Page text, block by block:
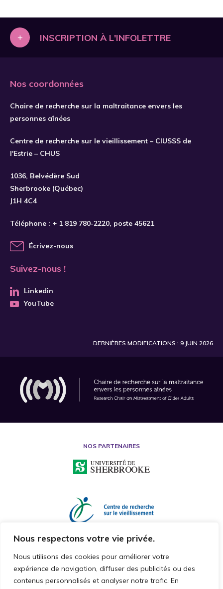
Nous respectons votre vie privée.
Nous utilisons des cookies pour améliorer votre
expérience de navigation, diffuser des publicités ou des
contenus personnalisés et analyser notre trafic. En
+ INSCRIPTION À L'INFOLETTRE
Nos coordonnées
Chaire de recherche sur la maltraitance envers les
personnes aînées
Centre de recherche sur le vieillissement – CIUSSS de
l'Estrie – CHUS
1036, Belvédère Sud
Sherbrooke (Québec)
J1H 4C4
Téléphone : + 1 819 780-2220, poste 45621
Écrivez-nous
Suivez-nous !
Linkedin
YouTube
DERNIÈRES MODIFICATIONS : 9 JUIN 2026
NOS PARTENAIRES